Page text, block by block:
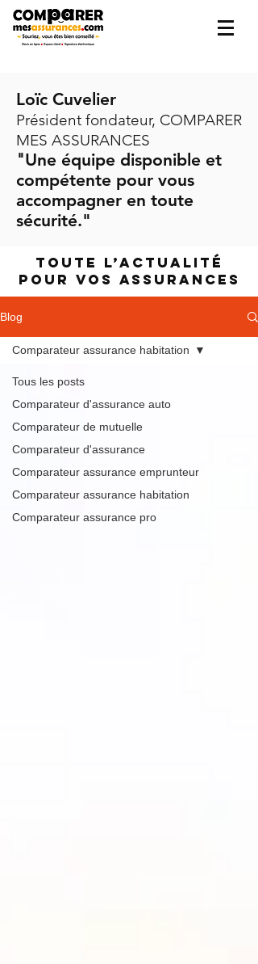
Loïc Cuvelier
Président fondateur, COMPARER
MES ASSURANCES
"Une équipe disponible et
compétente pour vous
accompagner en toute
sécurité."
Toute l’actualité
pour vos assurances
Blog
Tous les posts
Comparateur d'assurance auto
Comparateur de mutuelle
Comparateur d'assurance
Comparateur assurance emprunteur
Comparateur assurance habitation
Comparateur assurance pro
Comparateur assurance habitation